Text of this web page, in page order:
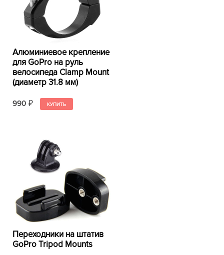
Алюминиевое крепление
для GoPro на руль
велосипеда Clamp Mount
(диаметр 31.8 мм)
990 ₽
Переходники на штатив
GoPro Tripod Mounts